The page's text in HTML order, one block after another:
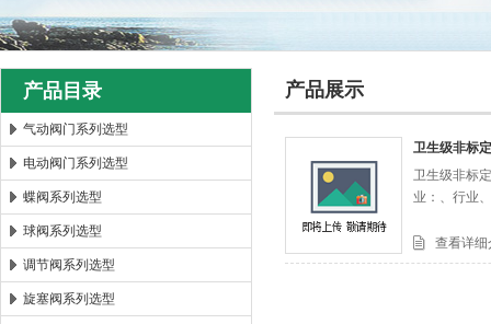
郑州森玛自控阀门有限公司
产品目录
气动阀门系列选型
电动阀门系列选型
蝶阀系列选型
球阀系列选型
调节阀系列选型
旋塞阀系列选型
产品展示
卫生级非标
卫生级非标
业：、行业
查看详细